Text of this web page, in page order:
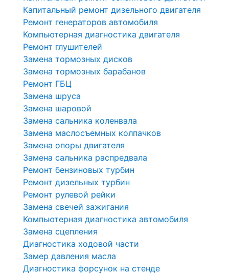
Капитальный ремонт дизельного двигателя
Ремонт генераторов автомобиля
Компьютерная диагностика двигателя
Ремонт глушителей
Замена тормозных дисков
Замена тормозных барабанов
Ремонт ГБЦ
Замена шруса
Замена шаровой
Замена сальника коленвала
Замена маслосъемных колпачков
Замена опоры двигателя
Замена сальника распредвала
Ремонт бензиновых турбин
Ремонт дизельных турбин
Ремонт рулевой рейки
Замена свечей зажигания
Компьютерная диагностика автомобиля
Замена сцепления
Диагностика ходовой части
Замер давления масла
Диагностика форсунок на стенде